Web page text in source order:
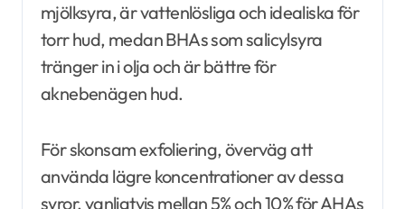
mjölksyra, är vattenlösliga och idealiska för
torr hud, medan BHAs som salicylsyra
tränger in i olja och är bättre för
aknebenägen hud.
För skonsam exfoliering, överväg att
använda lägre koncentrationer av dessa
syror, vanligtvis mellan 5% och 10% för AHAs